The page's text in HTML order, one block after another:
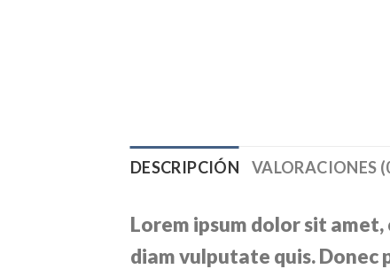
DESCRIPCIÓN VALORACIONES
Lorem ipsum dolor sit
diam vulputate quis.